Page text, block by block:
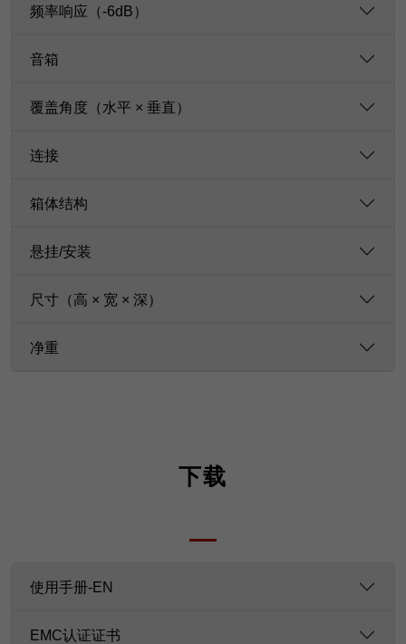
频率响应（-6dB）
音箱
覆盖角度（水平 × 垂直）
连接
箱体结构
悬挂/安装
尺寸（高 × 宽 × 深）
净重
下载
使用手册-EN
EMC认证证书